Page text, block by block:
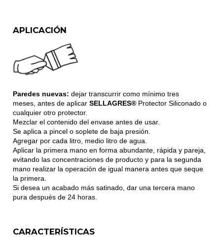
APLICACIÓN
Paredes nuevas: dejar transcurrir como mínimo tres
meses, antes de aplicar SELLAGRES® Protector Siliconado o
cualquier otro protector.
Mezclar el contenido del envase antes de usar.
Se aplica a pincel o soplete de baja presión.
Agregar por cada litro, medio litro de agua.
Aplicar la primera mano en forma abundante, rápida y pareja,
evitando las concentraciones de producto y para la segunda
mano realizar la operación de igual manera antes que seque
la primera.
Si desea un acabado más satinado, dar una tercera mano
pura después de 24 horas.
CARACTERÍSTICAS